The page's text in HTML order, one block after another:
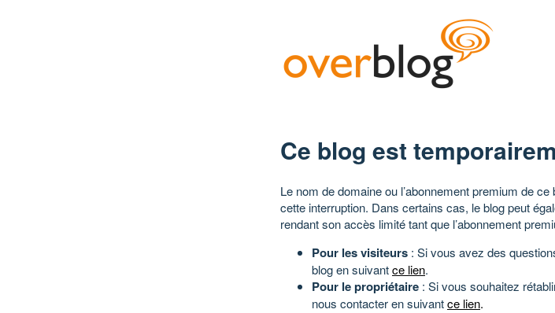
Ce blog est
Le nom de domaine ou l’abonnement premium de
cette interruption. Dans certains cas, le blog peut
rendant son accès limité tant que l’abonnement
Pour les visiteurs : Si vous avez des
blog en suivantce lien.
Pour le propriétaire : Si vous souhaitez
nous contacter en suivantce lien.